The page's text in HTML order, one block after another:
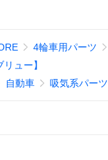
4輪車用パーツ
ュー】
自動車 吸気系パーツ